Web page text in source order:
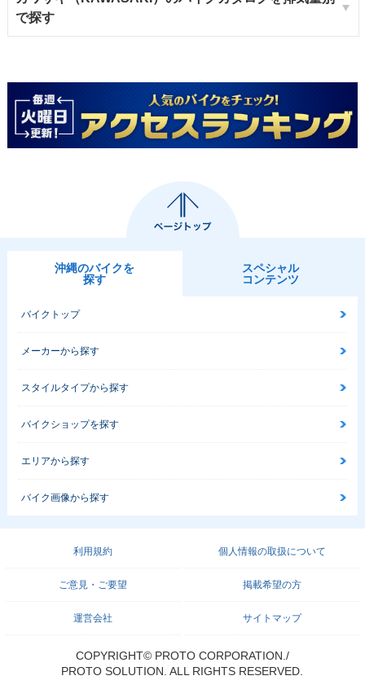
で探す
沖縄のバイクを
探す
スペシャル
コンテンツ
バイクトップ
メーカーから探す
スタイルタイプから探す
バイクショップを探す
エリアから探す
バイク画像から探す
利用規約 個人情報の取扱について
ご意見・ご要望 掲載希望の方
運営会社 サイトマップ
COPYRIGHT© PROTO CORPORATION./
PROTO SOLUTION. ALL RIGHTS RESERVED.